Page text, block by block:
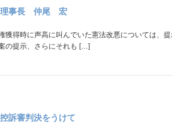
理事長 仲尾 宏
得時に声高に叫んでいた憲法改悪については、
の提示、さらにそれも […]
訴審判決をうけて